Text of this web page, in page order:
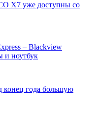
X7 уже доступны со
– Blackview
и ноутбук
конец года большую